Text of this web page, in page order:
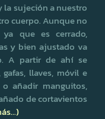
la sujeción a nuestro
cuerpo. Aunque no
que es cerrado,
y bien ajustado va
A partir de ahí se
llaves, móvil e
añadir manguitos,
de cortavientos